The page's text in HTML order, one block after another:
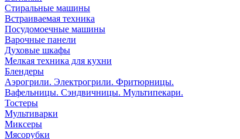
Стиральные машины
Встраиваемая техника
Посудомоечные машины
Варочные панели
Духовые шкафы
Мелкая техника для кухни
Блендеры
Аэрогрили. Электрогрили. Фритюрницы.
Вафельницы. Сэндвичницы. Мультипекари.
Тостеры
Мультиварки
Миксеры
Мясорубки